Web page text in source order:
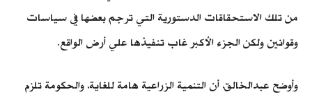
من تلك الاستحقاقات الدستورية التي ترجم بعضها في سياسات
وقوانين ولكن الجزء الأكبر غاب تنفيذها علي أرض الواقع.
وأوضح عبدالخالق، أن التنمية الزراعية هامة للغاية، والحكومة تلزم